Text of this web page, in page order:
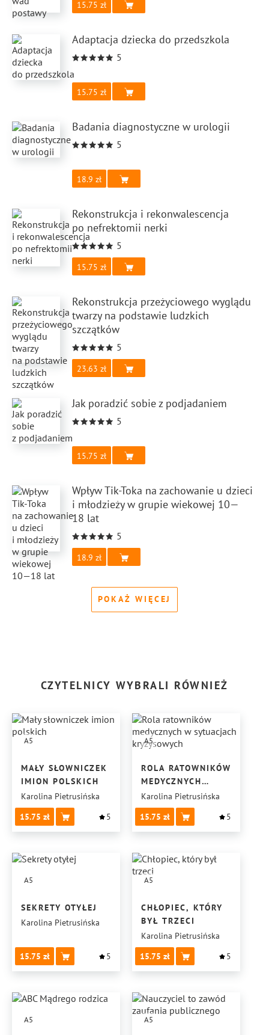
15.75
Adaptacja dziecka do przedszkola
5
15.75
Badania diagnostyczne w urologii
5
18.9
Rekonstrukcja i rekonwalescencja
po nefrektomii nerki
5
15.75
Rekonstrukcja przeżyciowego wyglądu
twarzy na podstawie ludzkich
szczątków
5
23.63
Jak poradzić sobie z podjadaniem
5
15.75
Wpływ Tik-Toka na zachowanie u dzieci
i młodzieży w grupie wiekowej 10—
18 lat
5
18.9
POKAŻ WIĘCEJ
CZYTELNICY WYBRALI RÓWNIEŻ
A5
MAŁY SŁOWNICZEK
IMION POLSKICH
Karolina Pietrusińska
15.75
5
A5
ROLA RATOWNIKÓW
MEDYCZNYCH
W SYTUACJACH
KRYZYSOWYCH
Karolina Pietrusińska
15.75
5
A5
SEKRETY OTYŁEJ
Karolina Pietrusińska
15.75 5
A5
CHŁOPIEC, KTÓRY
BYŁ TRZECI
Karolina Pietrusińska
15.75
5
A5 A5